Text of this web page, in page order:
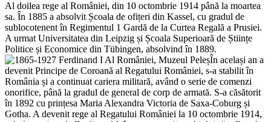
Al doilea rege al României, din 10 octombrie 1914 până la moartea
sa. În 1885 a absolvit Școala de ofițeri din Kassel, cu gradul de
sublocotenent în Regimentul 1 Gardă de la Curtea Regală a Prusiei.
A urmat Universitatea din Leipzig și Școala Superioară de Științe
Politice și Economice din Tübingen, absolvind în 1889.
În același an a
devenit Principe de Coroană al Regatului României, s-a stabilit în
România și a continuat cariera militară, având o serie de comenzi
onorifice, până la gradul de general de corp de armată. S-a căsătorit
în 1892 cu prințesa Maria Alexandra Victoria de Saxa-Coburg și
Gotha. A devenit rege al Regatului României la 10 octombrie 1914,